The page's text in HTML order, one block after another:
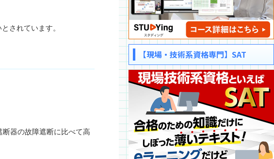
されています。
器の故障遮断に比べて高
【現場・技術系資格専門】SAT